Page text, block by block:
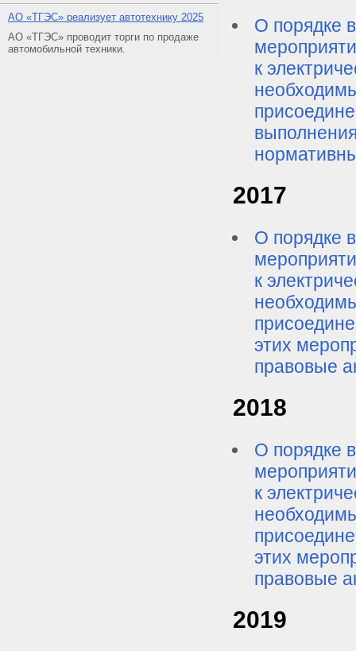
АO «ТГЭС» реализует автотехнику 2025
АО «ТГЭС» проводит торги по продаже
автомобильной техники.
О порядке
к
2017
О порядке
к
этих
правовые
2018
О порядке
к
этих
правовые
2019